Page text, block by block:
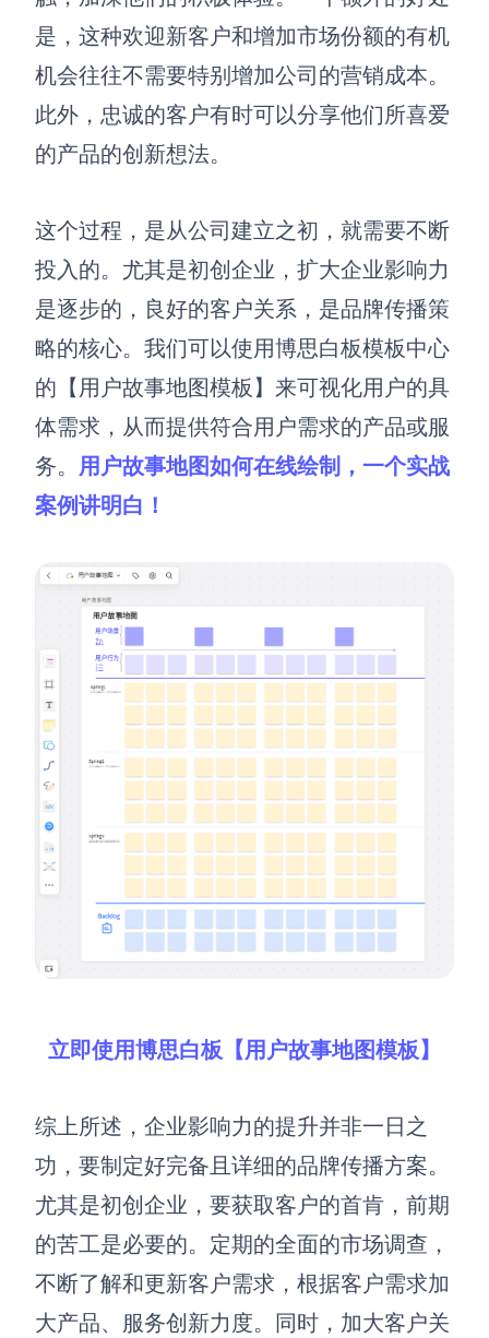
是，这种欢迎新客户和增加市场份额的有机
机会往往不需要特别增加公司的营销成本。
此外，忠诚的客户有时可以分享他们所喜爱
的产品的创新想法。
这个过程，是从公司建立之初，就需要不断
投入的。 尤其是初创企业，扩大企业影响力
是逐步的，良好的客户关系，是品牌传播策
略的核心。 我们可以使用博思白板模板中心
的【用户故事地图模板】来可视化用户的具
体需求，从而提供符合用户需求的产品或服
务。 用户故事地图如何在线绘制，一个实战
案例讲明白！
立即使用博思白板【用户故事地图模板】
综上所述， 企业影响力的提升并非一日之
功， 要制定好完备且详细的品牌传播方案。
尤其是初创企业，要获取客户的首肯，前期
的苦工是必要的。定期的全面的市场调查，
不断了解和更新客户需求，根据客户需求加
大产品、服务创新力度。同时，加大客户关